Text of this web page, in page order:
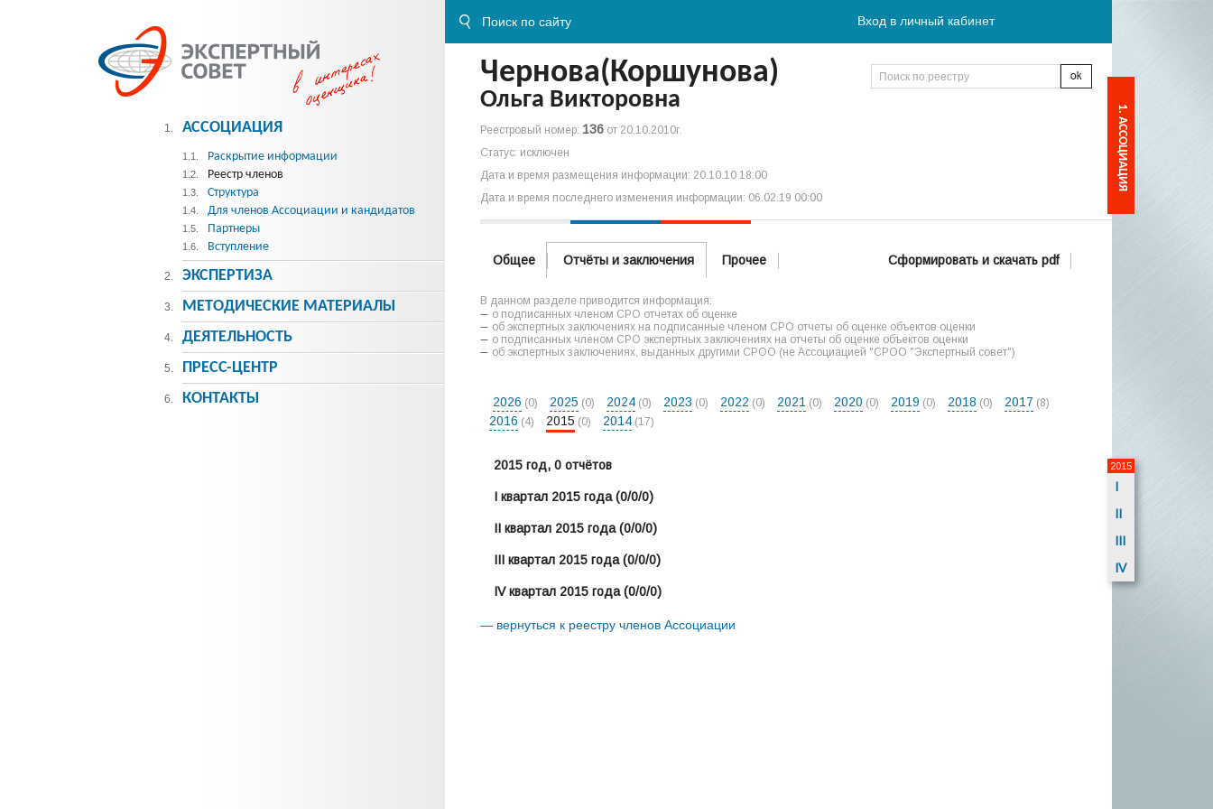
Вход в личный кабинет
Чернова(Коршунова)
Ольга Викторовна
Реестровый номер: 136 от 20.10.2010г.
Статус: исключен
Дата и время размещения информации: 20.10.10 18:00
Дата и время последнего изменения информации: 06.02.19 00:00
Общее Отчёты и заключения Прочее Сформировать и скачать pdf
В данном разделе приводится информация:
о подписанных членом СРО отчетах об оценке
об экспертных заключениях на подписанные членом СРО отчеты об оценке объектов оценки
о подписанных членом СРО экспертных заключениях на отчеты об оценке объектов оценки
об экспертных заключениях, выданных другими СРОО (не Ассоциацией "СРОО "Экспертный совет")
2026 (0) 2025 (0) 2024 (0) 2023 (0) 2022 (0) 2021 (0) 2020 (0) 2019 (0) 2018 (0) 2017 (8)
2016 (4) 2015 (0) 2014 (17)
2015 год, 0 отчётов 2015
I
II
III
IV
I квартал 2015 года(0/0/0)
II квартал 2015 года(0/0/0)
III квартал 2015 года(0/0/0)
IV квартал 2015 года(0/0/0)
— вернуться к реестру членов Ассоциации
1. АССОЦИАЦИЯ
1.1. Раскрытие информации
1.2. Реестр членов
1.3. Структура
1.4. Для членов Ассоциации и кандидатов
1.5. Партнеры
1.6. Вступление
2. ЭКСПЕРТИЗА
3. МЕТОДИЧЕСКИE МАТЕРИАЛЫ
4. ДЕЯТЕЛЬНОСТЬ
5. ПРЕСС-ЦЕНТР
6. КОНТАКТЫ
1. АССОЦИАЦИЯ